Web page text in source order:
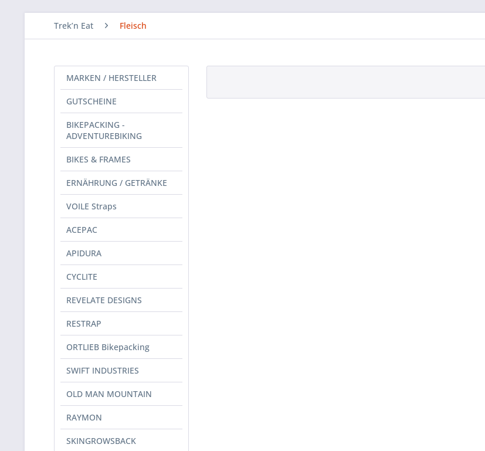
Trek’n Eat Fleisch
MARKEN / HERSTELLER
GUTSCHEINE
BIKEPACKING -
ADVENTUREBIKING
BIKES & FRAMES
ERNÄHRUNG / GETRÄNKE
VOILE Straps
ACEPAC
APIDURA
CYCLITE
REVELATE DESIGNS
RESTRAP
ORTLIEB Bikepacking
SWIFT INDUSTRIES
OLD MAN MOUNTAIN
RAYMON
SKINGROWSBACK